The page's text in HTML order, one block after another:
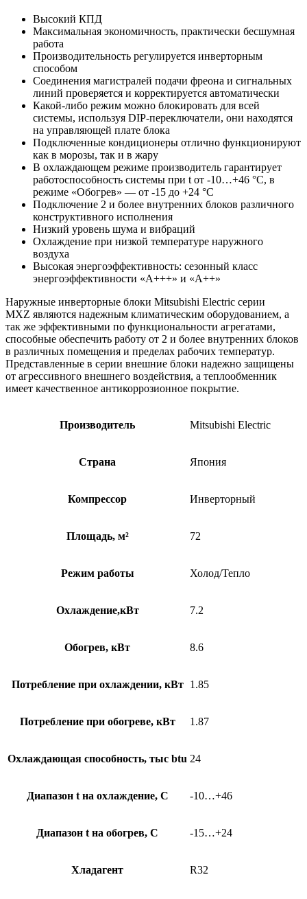
Высокий КПД
Максимальная экономичность, практически бесшумная
работа
Производительность регулируется инверторным
способом
Соединения магистралей подачи фреона и сигнальных
линий проверяется и корректируется автоматически
Какой-либо режим можно блокировать для всей
системы, используя DIP-переключатели, они находятся
на управляющей плате блока
Подключенные кондиционеры отлично функционируют
как в морозы, так и в жару
В охлаждающем режиме производитель гарантирует
работоспособность системы при t от -10…+46 °С, в
режиме «Обогрев» — от -15 до +24 °С
Подключение 2 и более внутренних блоков различного
конструктивного исполнения
Низкий уровень шума и вибраций
Охлаждение при низкой температуре наружного
воздуха
Высокая энергоэффективность: сезонный класс
энергоэффективности «А+++» и «А++»
Наружные инверторные блоки Mitsubishi Electric серии
MXZ являются надежным климатическим оборудованием, а
так же эффективными по функциональности агрегатами,
способные обеспечить работу от 2 и более внутренних блоков
в различных помещения и пределах рабочих температур.
Представленные в серии внешние блоки надежно защищены
от агрессивного внешнего воздействия, а теплообменник
имеет качественное антикоррозионное покрытие.
Производитель Mitsubishi Electric
Страна Япония
Компрессор Инверторный
Площадь, м² 72
Режим работы Холод/Тепло
Охлаждение,кВт 7.2
Обогрев, кВт 8.6
Потребление при охлаждении, кВт 1.85
Потребление при обогреве, кВт 1.87
Охлаждающая способность, тыс btu 24
Диапазон t на охлаждение, С -10…+46
Диапазон t на обогрев, С -15…+24
Хладагент R32